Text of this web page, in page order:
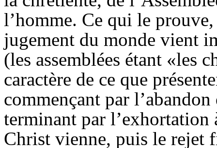
l’homme. Ce qui le
jugement du monde vient
(les assemblées étant «les
caractère de ce que
commençant par
terminant par l’exhortation
Christ vienne, puis le rejet